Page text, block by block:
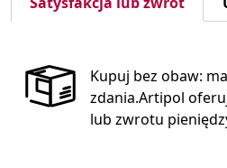
Kupuj bez obaw:
zdania.Artipol
lub zwrotu